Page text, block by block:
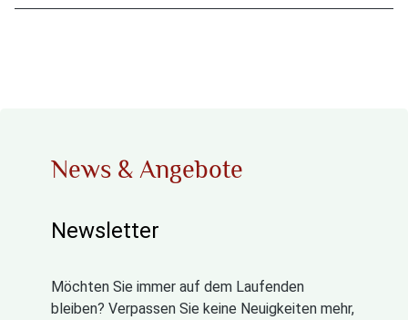
News & Angebote
Newsletter
Möchten Sie immer auf dem Laufenden
bleiben? Verpassen Sie keine Neuigkeiten mehr,